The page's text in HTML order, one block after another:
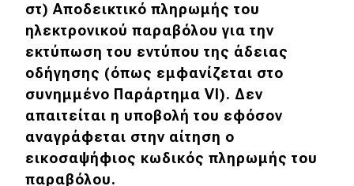
στ) Αποδεικτικό πληρωμής του
ηλεκτρονικού παραβόλου για την
εκτύπωση του εντύπου της άδειας
οδήγησης (όπως εμφανίζεται στο
συνημμένο Παράρτημα VI). Δεν
απαιτείται η υποβολή του εφόσον
αναγράφεται στην αίτηση ο
εικοσαψήφιος κωδικός πληρωμής του
παραβόλου.